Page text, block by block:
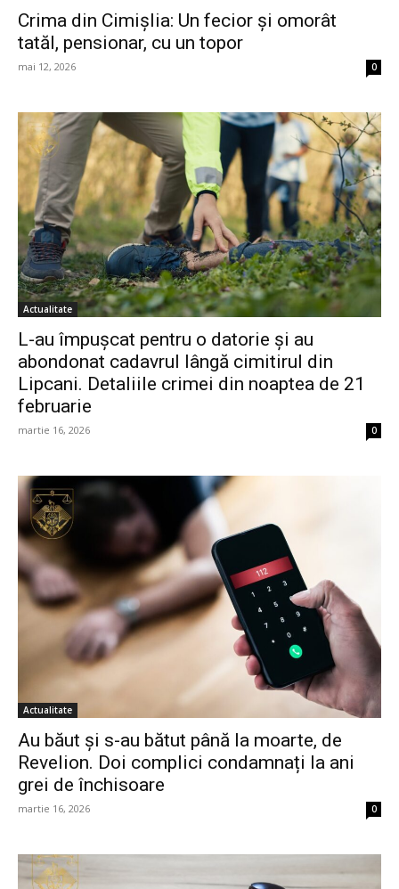
Crima din Cimișlia: Un fecior și omorât
tatăl, pensionar, cu un topor
mai 12, 2026 0
Actualitate
L-au împușcat pentru o datorie și au
abondonat cadavrul lângă cimitirul din
Lipcani. Detaliile crimei din noaptea de 21
februarie
martie 16, 2026 0
Actualitate
Au băut și s-au bătut până la moarte, de
Revelion. Doi complici condamnați la ani
grei de închisoare
martie 16, 2026 0